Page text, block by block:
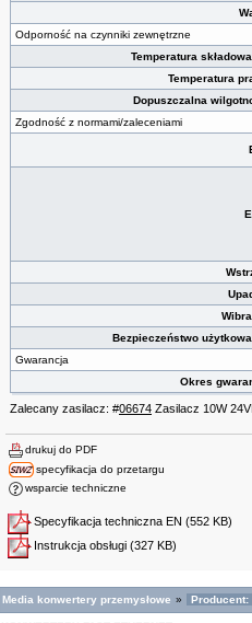
Odporność na czynniki zewnętrzne
Temperatura
Temperatura
Dopuszczalna
Zgodność z normami/zaleceniami
Bezpieczeństwo
Gwarancja
Okres
Zalecany zasilacz: #06674 Zasilacz 10W
drukuj do PDF
specyfikacja do przetargu
wsparcie techniczne
Specyfikacja techniczna EN (552 KB)
Instrukcja obsługi (327 KB)
Media konwertery przemysłowe » Producent: